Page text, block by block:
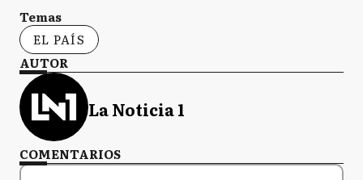
Temas
EL PAÍS
AUTOR
La Noticia 1
COMENTARIOS